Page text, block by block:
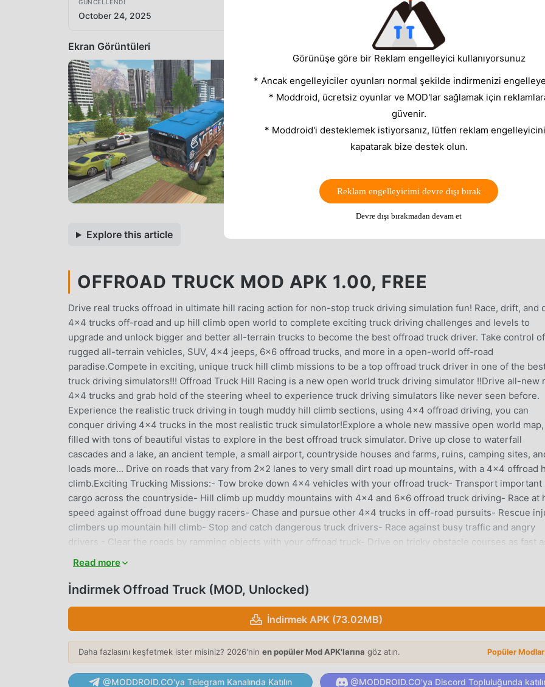
GÜNCELLENDI
October 24, 2025
Ekran Görüntüleri
Explore this article
OFFROAD TRUCK MOD APK 1.00, FREE
Drive real trucks offroad in ultimate hill racing action for non-stop truck driving simulation fun! Race, drift, and
4x4 trucks off-road and up hill climb open world to complete exciting truck driving challenges and levels to
upgrade and unlock bigger and better all-terrain trucks to become the best offroad truck driver. Take control of
rugged all-terrain vehicles, SUV, 4x4 jeeps, 6x6 offroad trucks, and more in a open-world off-road
paradise.Compete in exciting, unique truck hill climb missions to be a top offroad truck driver in one of the
truck driving simulators!!! Offroad Truck Hill Racing is a new open world truck driving simulator !!Drive all-new
4x4 trucks and grab hold of the steering wheel to experience truck driving simulators like never seen before.
Experience the realistic truck driving in tough muddy hill climb sections, using 4x4 offroad driving, you can
conquer driving 4x4 trucks in the most realistic truck simulator!Explore a whole new massive open world map,
filled with tons of beautiful vistas to explore in the best offroad truck simulator. Drive up close to waterfall
cascades and a lake, an ancient temple, a small airport, countryside houses and farms, ruins, camping sites,
loads more... Drive on roads that vary from 2x2 lanes to very small dirt road up mountains, with a 4x4 offroad
climb.Exciting Trucking Missions:- Tow broke down 4x4 vehicles with your offroad truck- Transport important
cargo across the countryside- Hill climb up muddy mountains with 4x4 and 6x6 offroad truck driving- Race at
speed against offroad dune buggy racers- Chase and pursue other 4x4 trucks in off-road pursuits- Rescue
climbers up mountain hill climb- Stop and catch dangerous truck drivers- Race against busy traffic and angry
drivers - Clear the roads by ramming objects with your offroad truck- Drive on tricky obstacle courses as fast
possibleFeatures:- Huge open world, filled with wide open roads, mountains, and forests- Realistic 4x4 and
driving truck simulator- Realistic off-road driving physics- High-quality 4x4 vehicles and 6x6 offroad trucks-
Dynamic camera angles, control any angle!- Easy to play driving controls, use touch, wheel and tilt controls!You
adjust the quality button to play without lag.Game Pickle Studios have been developing family-friendly games
enjoyed by all, regardless of their age. We aim to promote responsible social values and healthy habits in a safe
and controlled environment.
OFFROAD TRUCK GIRIŞ
Offroad Truck Son zamanlarda çok popüler bir simulation oyunu olarak, tüm dünyada simulation oyunlarını
Read more
İndirmek Offroad Truck (MOD, Unlocked)
İndirmek APK (73.02MB)
Daha fazlasını keşfetmek ister misiniz? 2026'nin en popüler Mod APK'larına göz atın. Popüler
@MODDROID.CO'ya Telegram Kanalında Katılın @MODDROID.CO'ya Discord Topluluğunda
Görünüşe göre bir Reklam engelleyici kullanıyorsunuz
* Ancak engelleyiciler oyunları normal şekilde indirmenizi
* Moddroid, ücretsiz oyunlar ve MOD'lar sağlamak için
güvenir.
* Moddroid'i desteklemek istiyorsanız, lütfen reklam
kapatarak bize destek olun.
Reklam engelleyicimi devre dışı bırak
Devre dışı bırakmadan devam et